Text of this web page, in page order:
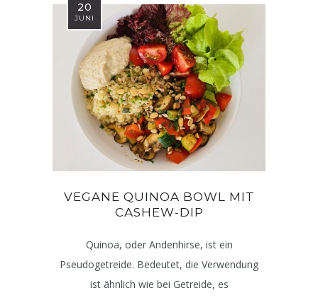
20
JUNI
VEGANE QUINOA BOWL MIT
CASHEW-DIP
Quinoa, oder Andenhirse, ist ein
Pseudogetreide. Bedeutet, die Verwendung
ist ähnlich wie bei Getreide, es